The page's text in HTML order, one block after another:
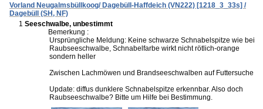
Vorland Neugalmsbüllkoog/ Dagebüll-Haffdeich (VN222) [1218_3_33s] /
Dagebüll (SH, NF)
1 Seeschwalbe, unbestimmt
Bemerkung :
Ursprüngliche Meldung: Keine schwarze Schnabelspitze wie bei
Raubseeschwalbe, Schnabelfarbe wirkt nicht rötlich-orange
sondern heller
Zwischen Lachmöwen und Brandseeschwalben auf Futtersuche
Update: diffus dunklere Schnabelspitze erkennbar. Also doch
Raubseeschwalbe? Bitte um Hilfe bei Bestimmung.